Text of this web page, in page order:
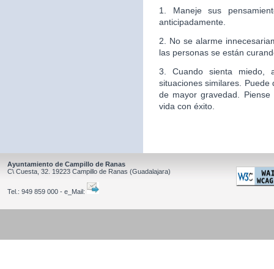
1. Maneje sus
anticipadamente.
2. No se alarme
las personas se están
3. Cuando sienta miedo,
situaciones similares.
de mayor gravedad.
vida con éxito.
Ayuntamiento de Campillo de Ranas
C\ Cuesta, 32. 19223 Campillo de Ranas (Guadalajara)
Tel.: 949 859 000 - e_Mail: